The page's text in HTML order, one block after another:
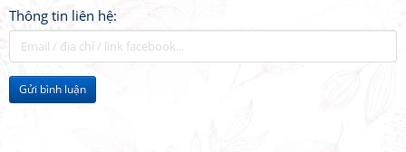
Thông tin liên hệ:
Gửi bình luận